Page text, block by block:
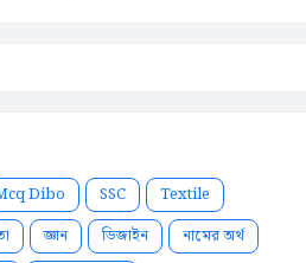
Dibo SSC
Textile
জ্ঞান ডিজাইন
নামের অর্থ